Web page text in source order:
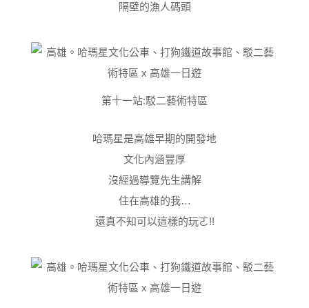
隔壁的漁人碼頭
第十一站:駁二藝術特區
哈瑪星是高雄早期的開發地
文化內涵豐厚
沒經過導覽先生講解
住在高雄的我…
還真不知可以這樣的玩ㄛ!!